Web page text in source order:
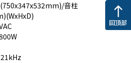
音柱
north
回頂部